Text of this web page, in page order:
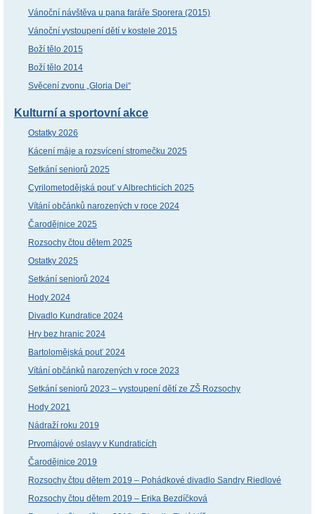
Vánoční návštěva u pana faráře Sporera (2015)
Vánoční vystoupení dětí v kostele 2015
Boží tělo 2015
Boží tělo 2014
Svěcení zvonu „Gloria Dei“
Kulturní a sportovní akce
Ostatky 2026
Kácení máje a rozsvícení stromečku 2025
Setkání seniorů 2025
Cyrilometodějská pouť v Albrechticích 2025
Vítání občánků narozených v roce 2024
Čarodějnice 2025
Rozsochy čtou dětem 2025
Ostatky 2025
Setkání seniorů 2024
Hody 2024
Divadlo Kundratice 2024
Hry bez hranic 2024
Bartolomějská pouť 2024
Vítání občánků narozených v roce 2023
Setkání seniorů 2023 – vystoupení dětí ze ZŠ Rozsochy
Hody 2021
Nádraží roku 2019
Prvomájové oslavy v Kundraticích
Čarodějnice 2019
Rozsochy čtou dětem 2019 – Pohádkové divadlo Sandry Riedlové
Rozsochy čtou dětem 2019 – Erika Bezdíčková